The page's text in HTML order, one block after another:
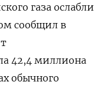
газа ослабли
сообщил в
42,4 миллиона
обычного